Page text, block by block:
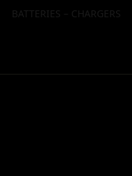
BATTERIES – CHARGERS